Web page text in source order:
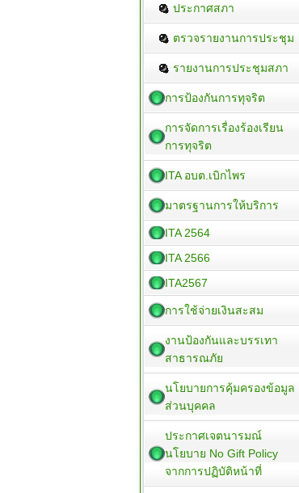
ประกาศสภา
ตรวจรายงานการประชุม
รายงานการประชุมสภา
การป้องกันการทุจริต
การจัดการเรื่องร้องเรียน
การทุจริต
ITA อบต.เบิกไพร
มาตรฐานการให้บริการ
ITA 2564
ITA 2566
ITA2567
การใช้จ่ายเงินสะสม
งานป้องกันและบรรเทา
สาธารณภัย
นโยบายการคุ้มครองข้อมูล
ส่วนบุคคล
ประกาศเจตนารมณ์
นโยบาย No Gift Policy
จากการปฏิบัติหน้าที่